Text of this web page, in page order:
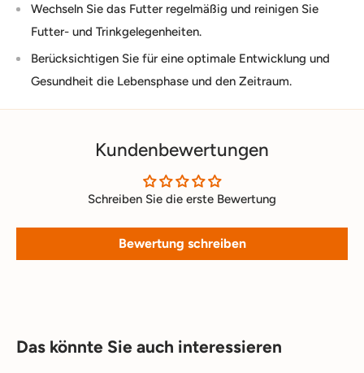
Wechseln Sie das Futter regelmäßig und reinigen Sie
Futter- und Trinkgelegenheiten.
Berücksichtigen Sie für eine optimale Entwicklung und
Gesundheit die Lebensphase und den Zeitraum.
Kundenbewertungen
Schreiben Sie die erste Bewertung
Bewertung schreiben
Das könnte Sie auch interessieren